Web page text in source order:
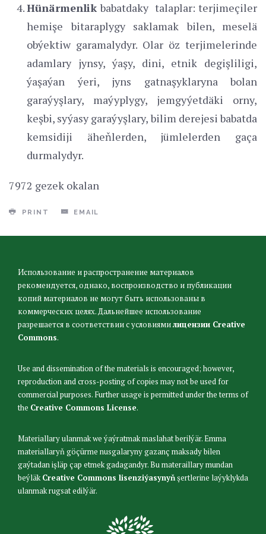
Hünärmenlik babatdaky talaplar: terjimeçiler
hemişe bitaraplygy saklamak bilen, meselä
obýektiw garamalydyr. Olar öz terjimelerinde
adamlary jynsy, ýaşy, dini, etnik degişliligi,
ýaşaýan ýeri, jyns gatnaşyklaryna bolan
garaýyşlary, maýyplygy, jemgyýetdäki orny,
keşbi, syýasy garaýyşlary, bilim derejesi babatda
kemsidiji äheňlerden, jümlelerden gaça
durmalydyr.
7972 gezek okalan
PRINT EMAIL
Использование и распространение материалов
рекомендуется, однако, воспроизводство и публикации
копий материалов не могут быть использованы в
коммерческих целях. Дальнейшее использование
разрешается в соответствии с условиямилицензии Creative
Commons.
Use and dissemination of the materials is encouraged; however,
reproduction and cross-posting of copies may not be used for
commercial purposes. Further usage is permitted under the terms of
the Creative Commons License.
Materiallary ulanmak we ýaýratmak maslahat berilýär. Emma
materiallaryň göçürme nusgalaryny gazanç maksady bilen
gaýtadan işläp çap etmek gadagandyr. Bu materaillary mundan
beýläkCreative Commons lisenziýasynyňşertlerine laýyklykda
ulanmak rugsat edilýär.